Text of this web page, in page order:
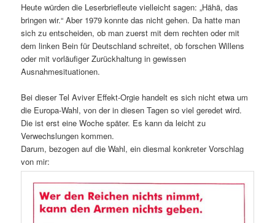
Heute würden die Leserbriefleute vielleicht sagen: „Hähä, das
bringen wir.“ Aber 1979 konnte das nicht gehen. Da hatte man
sich zu entscheiden, ob man zuerst mit dem rechten oder mit
dem linken Bein für Deutschland schreitet, ob forschen Willens
oder mit vorläufiger Zurückhaltung in gewissen
Ausnahmesituationen.
Bei dieser Tel Aviver Effekt-Orgie handelt es sich nicht etwa um
die Europa-Wahl, von der in diesen Tagen so viel geredet wird.
Die ist erst eine Woche später. Es kann da leicht zu
Verwechslungen kommen.
Darum, bezogen auf die Wahl, ein diesmal konkreter Vorschlag
von mir: